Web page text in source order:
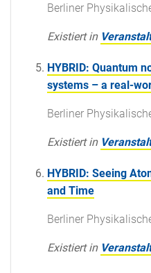
Berliner
Existiert in
HYBRID: Quantum
systems – a real-
Berliner
Existiert in
HYBRID: Seeing
and Time
Berliner
Existiert in